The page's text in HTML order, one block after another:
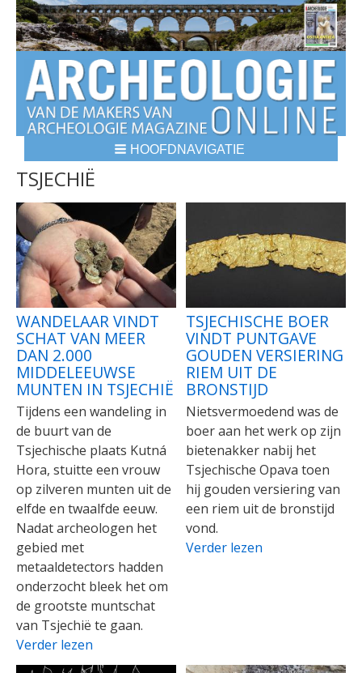
HOOFDNAVIGATIE
BREADCRUMBS
TSJECHIË
WANDELAAR VINDT
SCHAT VAN MEER
DAN 2.000
MIDDELEEUWSE
MUNTEN IN TSJECHIË
Tijdens een wandeling in
de buurt van de
Tsjechische plaats Kutná
Hora, stuitte een vrouw
op zilveren munten uit de
elfde en twaalfde eeuw.
Nadat archeologen het
gebied met
metaaldetectors hadden
onderzocht bleek het om
de grootste muntschat
van Tsjechië te gaan.
Verder lezen
TSJECHISCHE BOER
VINDT PUNTGAVE
GOUDEN VERSIERING
RIEM UIT DE
BRONSTIJD
Nietsvermoedend was de
boer aan het werk op zijn
bietenakker nabij het
Tsjechische Opava toen
hij gouden versiering van
een riem uit de bronstijd
vond.
Verder lezen